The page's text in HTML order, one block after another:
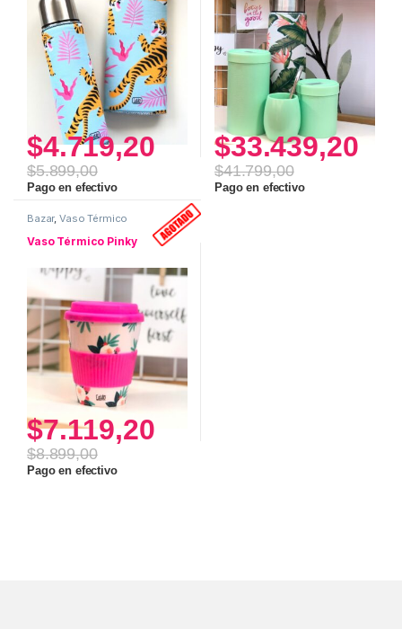
$4.719,20
$5.899,00
Pago en efectivo
$33.439,20
$41.799,00
Pago en efectivo
Bazar,Vaso Térmico
Vaso Térmico Pinky
$7.119,20
$8.899,00
Pago en efectivo